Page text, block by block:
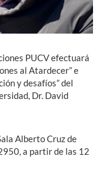
PUCV efectuará
al Atardecer” e
y desafíos” del
Dr. David
Alberto Cruz de
a partir de las 12